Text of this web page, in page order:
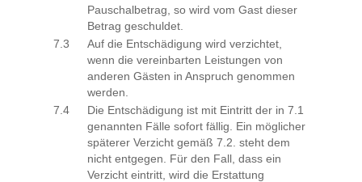
Pauschalbetrag, so wird vom Gast dieser
Betrag geschuldet.
7.3
Auf die Entschädigung wird verzichtet,
wenn die vereinbarten Leistungen von
anderen Gästen in Anspruch genommen
werden.
7.4
Die Entschädigung ist mit Eintritt der in 7.1
genannten Fälle sofort fällig. Ein möglicher
späterer Verzicht gemäß 7.2. steht dem
nicht entgegen. Für den Fall, dass ein
Verzicht eintritt, wird die Erstattung